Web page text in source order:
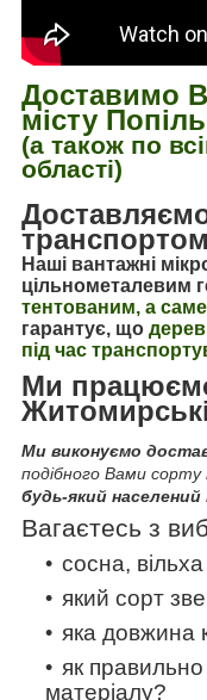
Доставимо
місту
(а також по
області)
Наші вантажні
цільнометалевим
тентованим, а
гарантує, що
під час
Ми
Ми виконуємо
подібного Вами
будь-який населений
Вагаєтесь з
сосна,
який сорт
яка довжина
як правильно
матеріалу?